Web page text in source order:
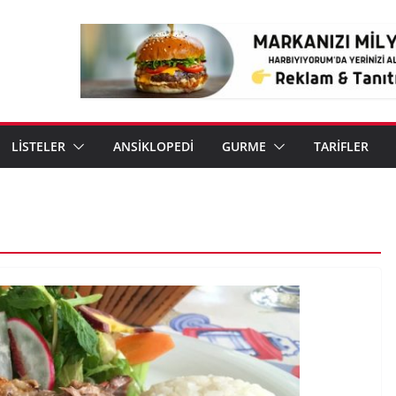
LİSTELER ANSİKLOPEDİ GURME TARİFLER